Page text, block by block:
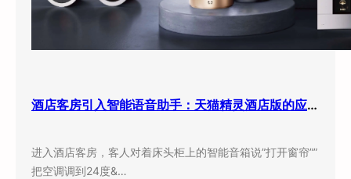
酒店客房引入智能语音助手：天猫精灵酒店版的应用现状与实际效果
进入酒店客房，客人对着床头柜上的智能音箱说”打开窗帘””
把空调调到24度&…